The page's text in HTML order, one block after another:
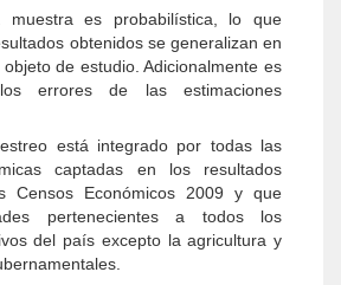
es probabilística, lo que
obtenidos se generalizan en
de estudio. Adicionalmente es
errores de las estimaciones
está integrado por todas las
captadas en los resultados
Censos Económicos 2009 y que
pertenecientes a todos los
del país excepto la agricultura y